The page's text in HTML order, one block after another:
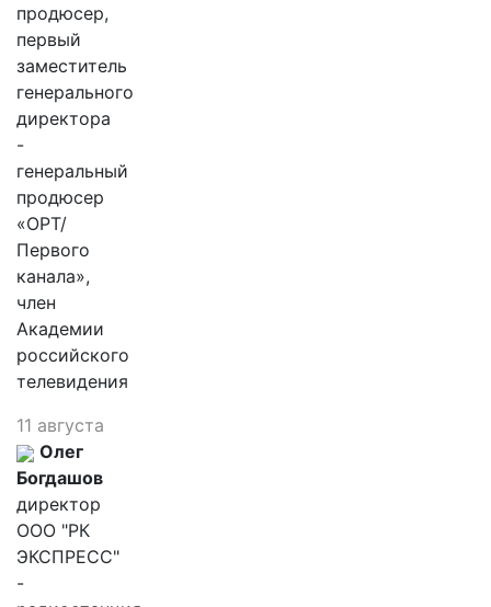
продюсер,
первый
заместитель
генерального
директора
-
генеральный
продюсер
«ОРТ/
Первого
канала»,
член
Академии
российского
телевидения
11 августа
Олег
Богдашов
директор
ООО "РК
ЭКСПРЕСС"
-